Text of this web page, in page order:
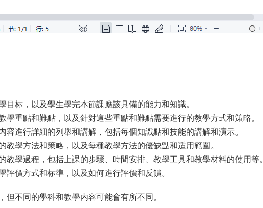
目标，以及學生學完本節課應該具備的能力和知識。
學重點和難點，以及針對這些重點和難點需要進行的教學方式和策略。
容進行詳細的列舉和講解，包括每個知識點和技能的講解和演示。
教學方法和策略，以及每種教學方法的優缺點和适用範圍。
教學過程，包括上課的步驟、時間安排、教學工具和教學材料的使用等。
評價方式和标準，以及如何進行評價和反饋。
但不同的學科和教學内容可能會有所不同。